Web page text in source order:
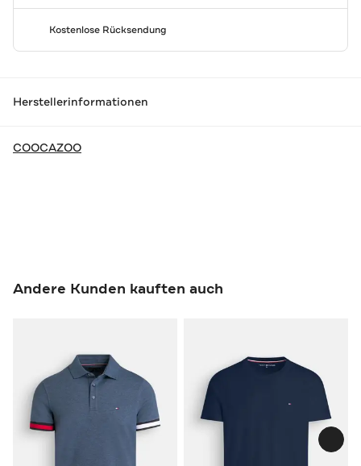
Kostenlose Rücksendung
Herstellerinformationen
COOCAZOO
Andere Kunden kauften auch